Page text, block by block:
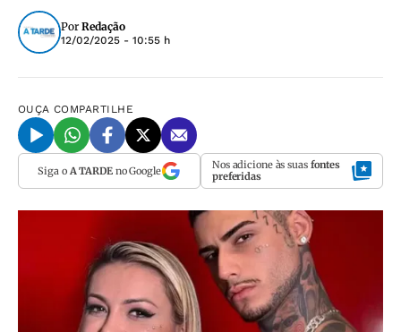
Por Redação
12/02/2025 - 10:55 h
OUÇA COMPARTILHE
Siga o A TARDEno Google Nos adicione às suas fontes
preferidas